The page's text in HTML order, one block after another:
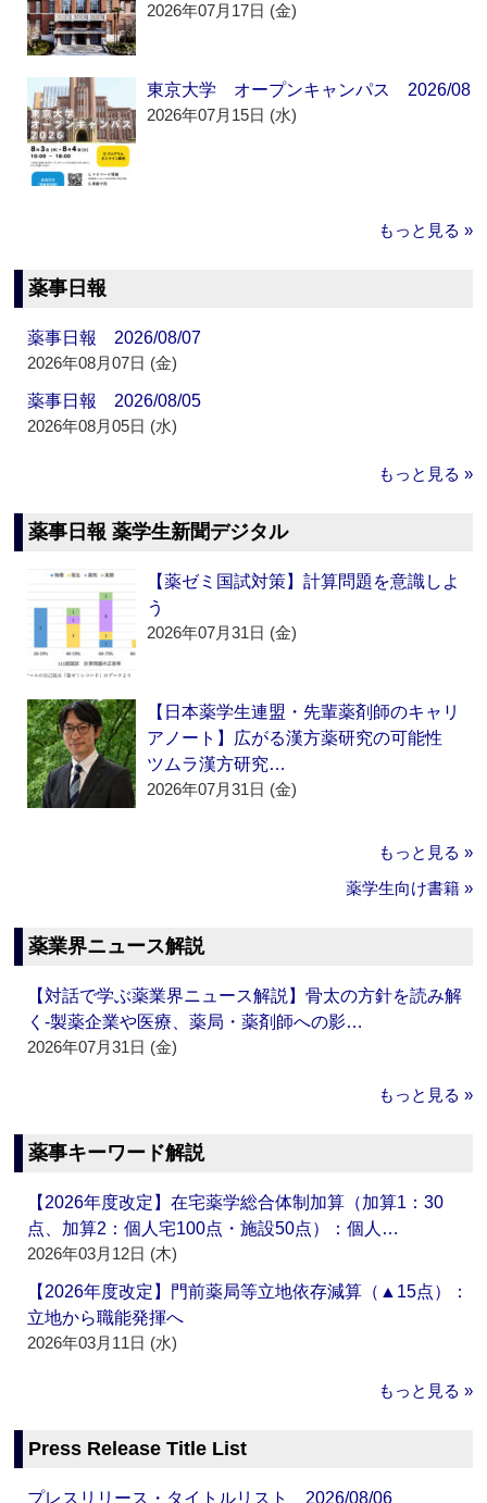
2026年07月17日 (金)
東京大学 オープンキャンパス 2026/08
2026年07月15日 (水)
もっと見る »
薬事日報
薬事日報 2026/08/07
2026年08月07日 (金)
薬事日報 2026/08/05
2026年08月05日 (水)
もっと見る »
薬事日報 薬学生新聞デジタル
【薬ゼミ国試対策】計算問題を意識しよ
う
2026年07月31日 (金)
【日本薬学生連盟・先輩薬剤師のキャリ
アノート】広がる漢方薬研究の可能性
ツムラ漢方研究…
2026年07月31日 (金)
もっと見る »
薬学生向け書籍 »
薬業界ニュース解説
【対話で学ぶ薬業界ニュース解説】骨太の方針を読み解
く‐製薬企業や医療、薬局・薬剤師への影…
2026年07月31日 (金)
もっと見る »
薬事キーワード解説
【2026年度改定】在宅薬学総合体制加算（加算1：30
点、加算2：個人宅100点・施設50点）：個人…
2026年03月12日 (木)
【2026年度改定】門前薬局等立地依存減算（▲15点）：
立地から職能発揮へ
2026年03月11日 (水)
もっと見る »
Press Release Title List
プレスリリース・タイトルリスト 2026/08/06